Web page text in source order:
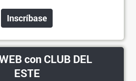
Inscríbase
con CLUB DEL
ESTE